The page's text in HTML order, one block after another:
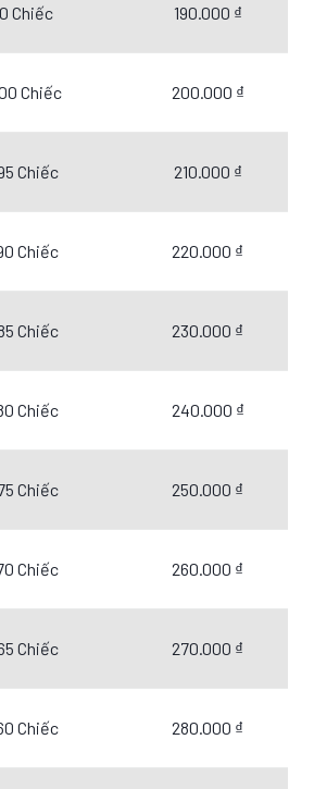
Chiếc 190.000 ₫
Chiếc 200.000 ₫
Chiếc 210.000 ₫
Chiếc 220.000 ₫
Chiếc 230.000 ₫
Chiếc 240.000 ₫
Chiếc 250.000 ₫
Chiếc 260.000 ₫
Chiếc 270.000 ₫
Chiếc 280.000 ₫